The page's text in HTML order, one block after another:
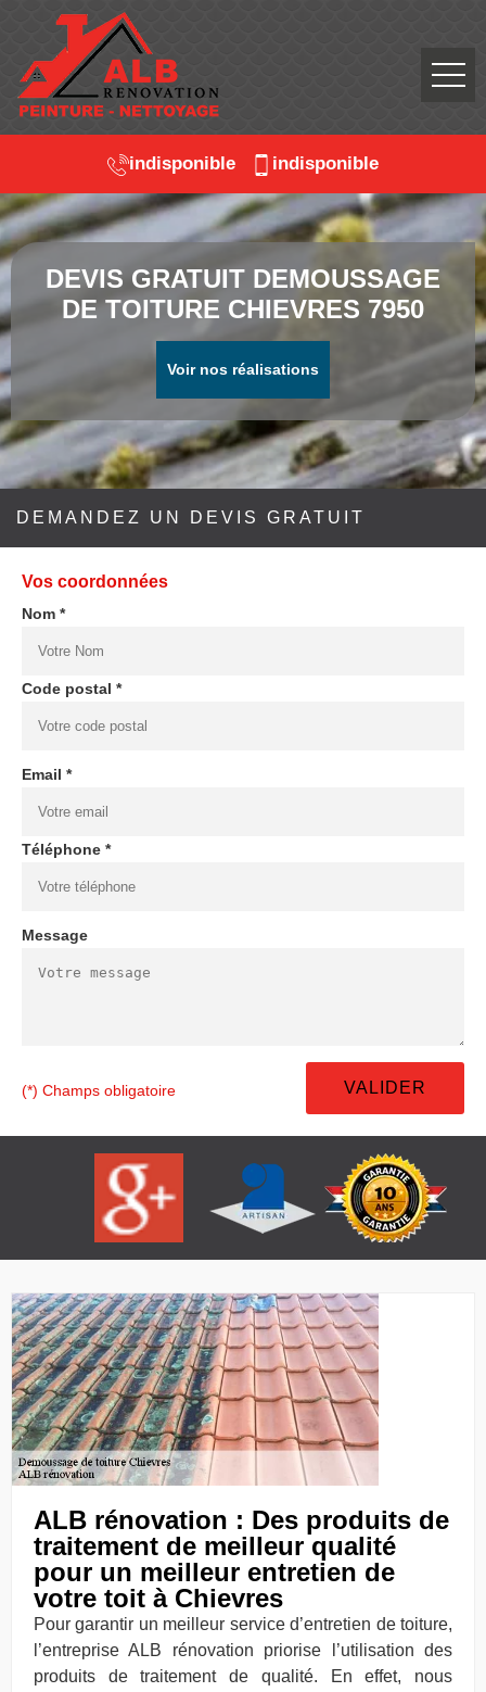
indisponible indisponible
DEVIS GRATUIT DEMOUSSAGE
DE TOITURE CHIEVRES 7950
Voir nos réalisations
DEMANDEZ UN DEVIS GRATUIT
Vos coordonnées
Nom *
Code postal *
Email *
Téléphone *
Message
(*) Champs obligatoire
ALB rénovation : Des produits de
traitement de meilleur qualité
pour un meilleur entretien de
votre toit à Chievres
Pour garantir un meilleur service d’entretien de toiture,
l’entreprise ALB rénovation priorise l’utilisation des
produits de traitement de qualité. En effet, nous